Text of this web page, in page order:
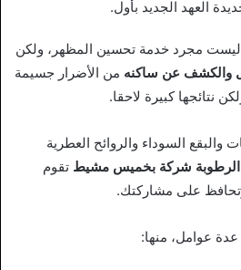
العهد الجديد بأول.
ليست مجرد خدمة تحسين المظهر، ولكن
والكشف عن ساكنه من الأضرار جسيمة
نتائجها كبيرة لاحقا.
السوداء والروائح العطرية
الرطوبة شركة بخميس مشيط تقوم
وتحافظ على مشاركتك.
عوامل، منها: